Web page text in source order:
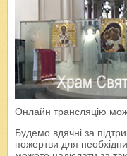
Онлайн трансляцію
Будемо вдячні за
пожертви для